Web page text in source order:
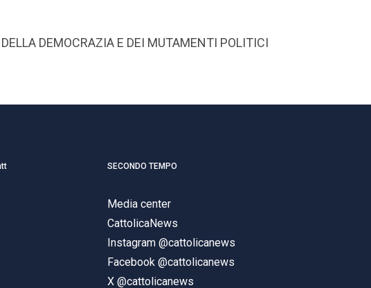
DEMOCRAZIA E DEI MUTAMENTI POLITICI
SECONDO TEMPO
Media center
CattolicaNews
Instagram @cattolicanews
Facebook @cattolicanews
X @cattolicanews